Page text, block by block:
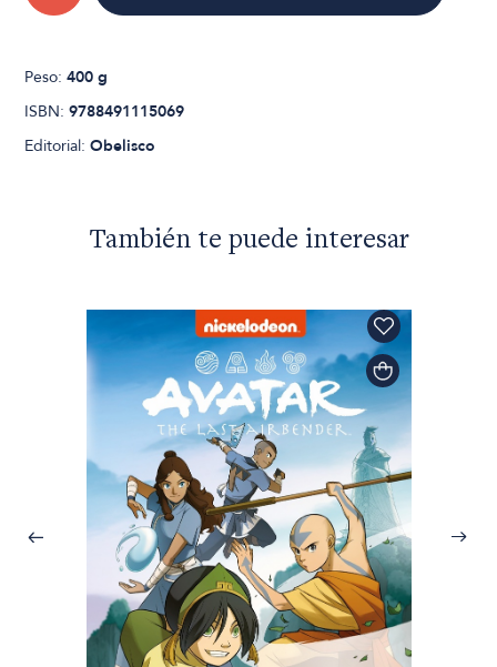
Peso:400 g
ISBN:9788491115069
Editorial:Obelisco
También te puede interesar